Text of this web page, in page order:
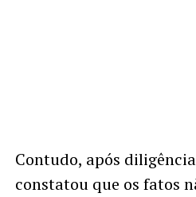
Contudo, após
constatou que os fatos